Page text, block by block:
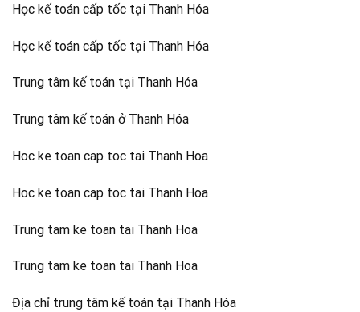
Học kế toán cấp tốc tại Thanh Hóa
Học kế toán cấp tốc tại Thanh Hóa
Trung tâm kế toán tại Thanh Hóa
Trung tâm kế toán ở Thanh Hóa
Hoc ke toan cap toc tai Thanh Hoa
Hoc ke toan cap toc tai Thanh Hoa
Trung tam ke toan tai Thanh Hoa
Trung tam ke toan tai Thanh Hoa
Địa chỉ trung tâm kế toán tại Thanh Hóa